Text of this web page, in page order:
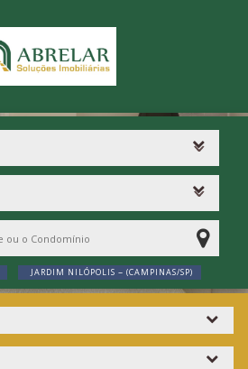
JARDIM NILÓPOLIS ~ (CAMPINAS/SP)